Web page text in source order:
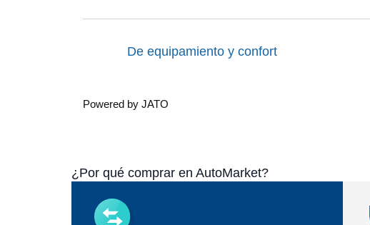
De equipamiento y confort
Powered by JATO
¿Por qué comprar en AutoMarket?